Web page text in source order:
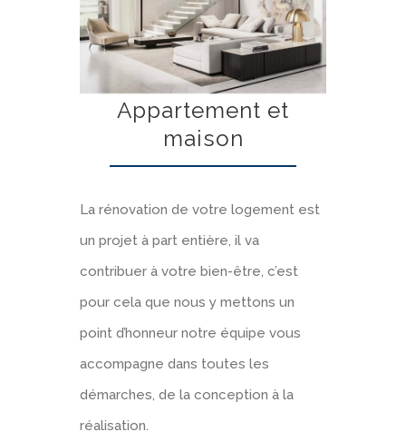
Appartement et
maison
La rénovation de votre logement est
un projet à part entière, il va
contribuer à votre bien-être, c’est
pour cela que nous y mettons un
point d’honneur notre équipe vous
accompagne dans toutes les
démarches, de la conception à la
réalisation.